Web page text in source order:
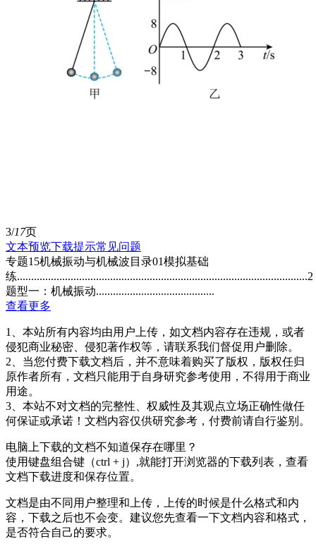
3/17页
文本预览下载提示常见问题
专题15机械振动与机械波目录01模拟基础
练.......................................................................................................2
题型一：机械振动..........................................
查看更多
1、本站所有内容均由用户上传，如文档内容存在违规，或者
侵犯商业秘密、侵犯著作权等，请联系我们督促用户删除。
2、当您付费下载文档后，并不意味着购买了版权，版权任归
原作者所有，文档只能用于自身研究参考使用，不得用于商业
用途。
3、本站不对文档的完整性、权威性及其观点立场正确性做任
何保证或承诺！文档内容仅供研究参考，付费前请自行鉴别。
电脑上下载的文档不知道保存在哪里？
使用键盘组合键（ctrl + j）,就能打开浏览器的下载列表，查看
文档下载进度和保存位置。
文档是由不同用户整理和上传，上传的时候是什么格式和内
容，下载之后也不会变。建议您先查看一下文档内容和格式，
是否符合自己的要求。